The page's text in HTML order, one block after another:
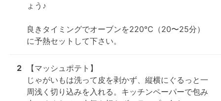
ょう♪
良きタイミングでオーブンを220℃（20〜25分）
に予熱セットして下さい。
2
【マッシュポテト】
じゃがいもは洗って皮を剥かず、縦横にぐるっと一
周浅く切り込みを入れる。キッチンペーパーで包み